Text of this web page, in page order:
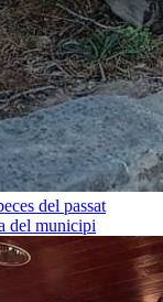
del passat
del municipi